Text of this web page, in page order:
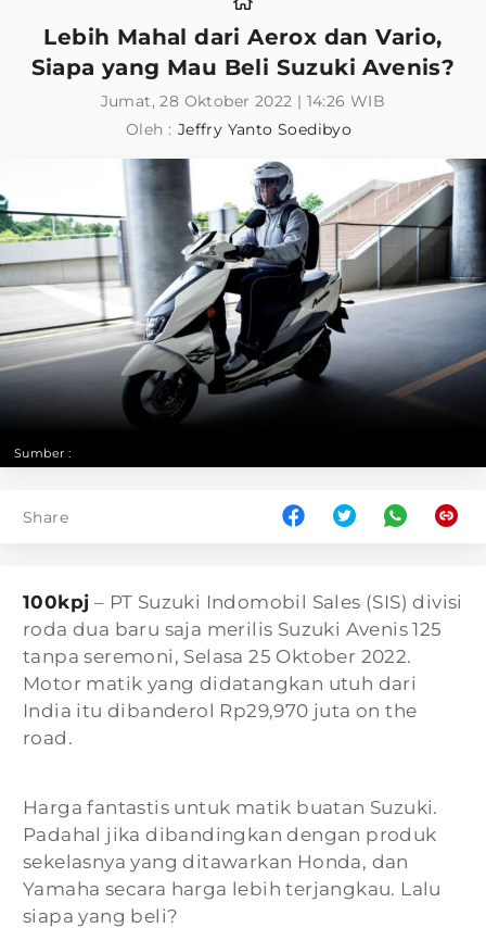
Lebih Mahal dari Aerox dan Vario,
Siapa yang Mau Beli Suzuki Avenis?
Jumat, 28 Oktober 2022 | 14:26 WIB
Oleh : Jeffry Yanto Soedibyo
Sumber :
Share
100kpj – PT Suzuki Indomobil Sales (SIS) divisi
roda dua baru saja merilis Suzuki Avenis 125
tanpa seremoni, Selasa 25 Oktober 2022.
Motor matik yang didatangkan utuh dari
India itu dibanderol Rp29,970 juta on the
road.
Harga fantastis untuk matik buatan Suzuki.
Padahal jika dibandingkan dengan produk
sekelasnya yang ditawarkan Honda, dan
Yamaha secara harga lebih terjangkau. Lalu
siapa yang beli?